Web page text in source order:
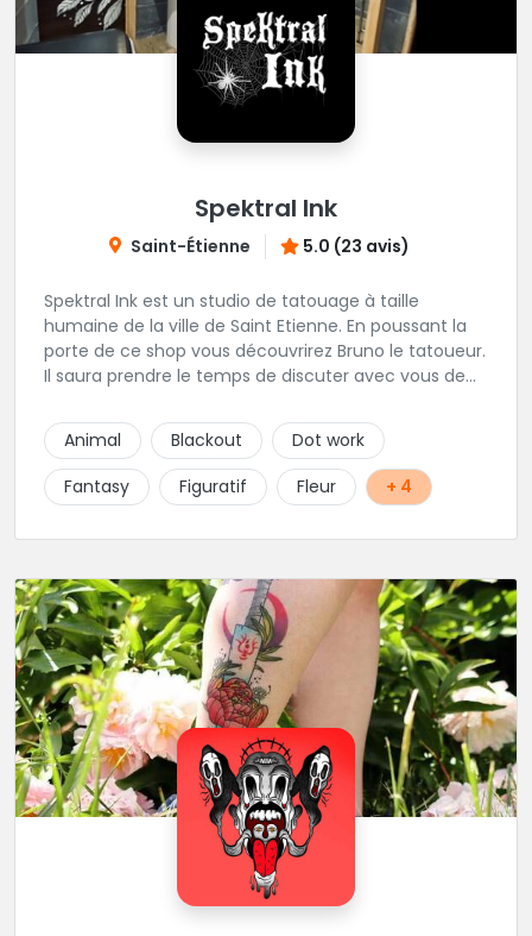
Spektral Ink
Saint-Étienne 5.0 (23 avis)
Spektral Ink est un studio de tatouage à taille
humaine de la ville de Saint Etienne. En poussant la
porte de ce shop vous découvrirez Bruno le tatoueur.
Il saura prendre le temps de discuter avec vous de
un message ou à l'appeler.
Animal Blackout
Dot work
Fantasy
Figuratif Fleur + 4